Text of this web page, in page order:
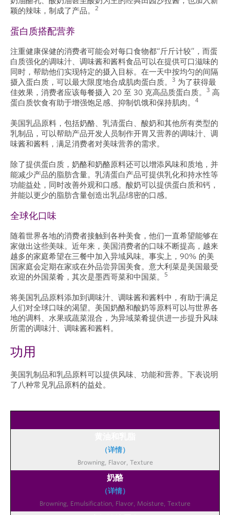
颖的辣味，制成了产品。
2
蛋白质搭配营养
注重健康保健的消费者可能会对每口食物都“斤斤计较”，而蛋
白质强化的调味汁、调味酱和酱料食品可以在提供可口滋味的
同时，帮助他们实现特定的摄入目标。在一天中按均匀的间隔
摄入蛋白质，可以最大限度地合成肌肉蛋白质。
3 为了获得最
佳效果，消费者应该每餐摄入 20 至 30 克高品质蛋白质。
3 高
蛋白质饮食有助于增强饱足感、抑制饥饿和保持肌肉。
4
美国乳品原料，包括奶酪、乳清蛋白、酸奶和其他所有类型的
乳制品，可以帮助产品开发人员制作开胃又营养的调味汁、调
味酱和酱料，满足消费者对美味营养的需求。
除了提供蛋白质，奶酪和奶酪原料还可以增添风味和质地，并
能减少产品的脂肪含量。乳清蛋白产品可提供乳化和持水性等
功能益处，同时改善外观和口感。酸奶可以提供蛋白质和钙，
并能以更少的脂肪含量创造出乳品绵密的口感。
全球化口味
随着世界各地的消费者接触到各种美食，他们一直希望能够在
家做出这些美味。近年来，美国消费者的口味不断提高，越来
越多的家庭希望在三餐中加入异域风味。事实上，90% 的美
国家庭会定期在家或在外品尝异国美食。意大利菜是美国最受
欢迎的外国菜肴，其次是墨西哥菜和中国菜。
5
将美国乳品原料添加到调味汁、调味酱和酱料中，有助于满足
人们对全球口味的渴望。美国奶酪和酸奶等原料可以与世界各
地的调料、水果或蔬菜混合，为异域菜肴提供进一步提升风味
所需的调味汁、调味酱和酱料。
功用
美国乳制品和乳品原料可以提供风味、功能和营养。下表说明
了八种常见乳品原料的益处。
（详情）
奶酪
（详情）